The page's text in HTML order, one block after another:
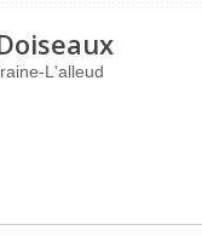
L'alleud